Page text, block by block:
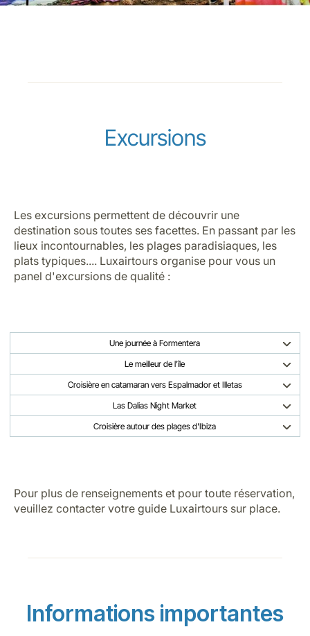
Excursions
Les excursions permettent de découvrir une
destination sous toutes ses facettes. En passant par les
lieux incontournables, les plages paradisiaques, les
plats typiques.... Luxairtours organise pour vous un
panel d'excursions de qualité :
Une journée à Formentera
Le meilleur de l'île
Croisière en catamaran vers Espalmador et Illetas
Las Dalias Night Market
Croisière autour des plages d'Ibiza
Pour plus de renseignements et pour toute réservation,
veuillez contacter votre guide Luxairtours sur place.
Informations importantes